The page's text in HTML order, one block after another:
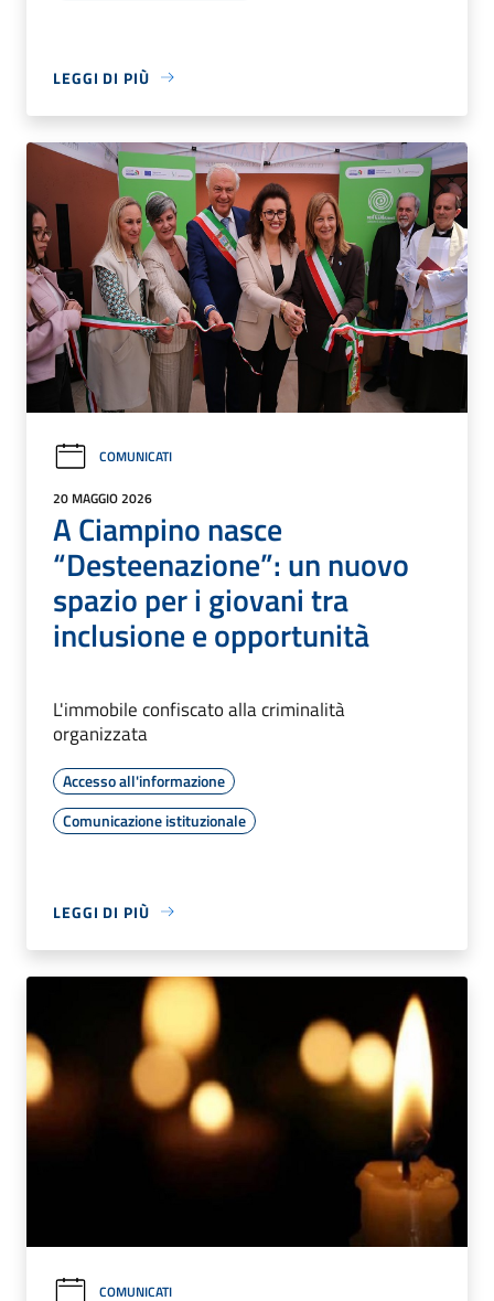
LEGGI DI PIÙ
COMUNICATI
20 MAGGIO 2026
A Ciampino nasce
“Desteenazione”: un nuovo
spazio per i giovani tra
inclusione e opportunità
L'immobile confiscato alla criminalità
organizzata
Accesso all'informazione
Comunicazione istituzionale
LEGGI DI PIÙ
COMUNICATI